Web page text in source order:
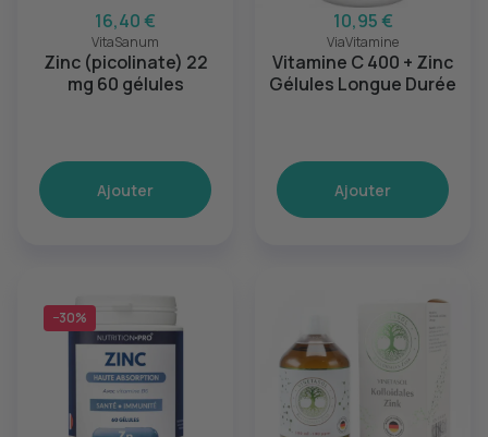
16,40 €
VitaSanum
Zinc (picolinate) 22
mg 60 gélules
Ajouter
10,95 €
ViaVitamine
Vitamine C 400 + Zinc
Gélules Longue Durée
Ajouter
−30%